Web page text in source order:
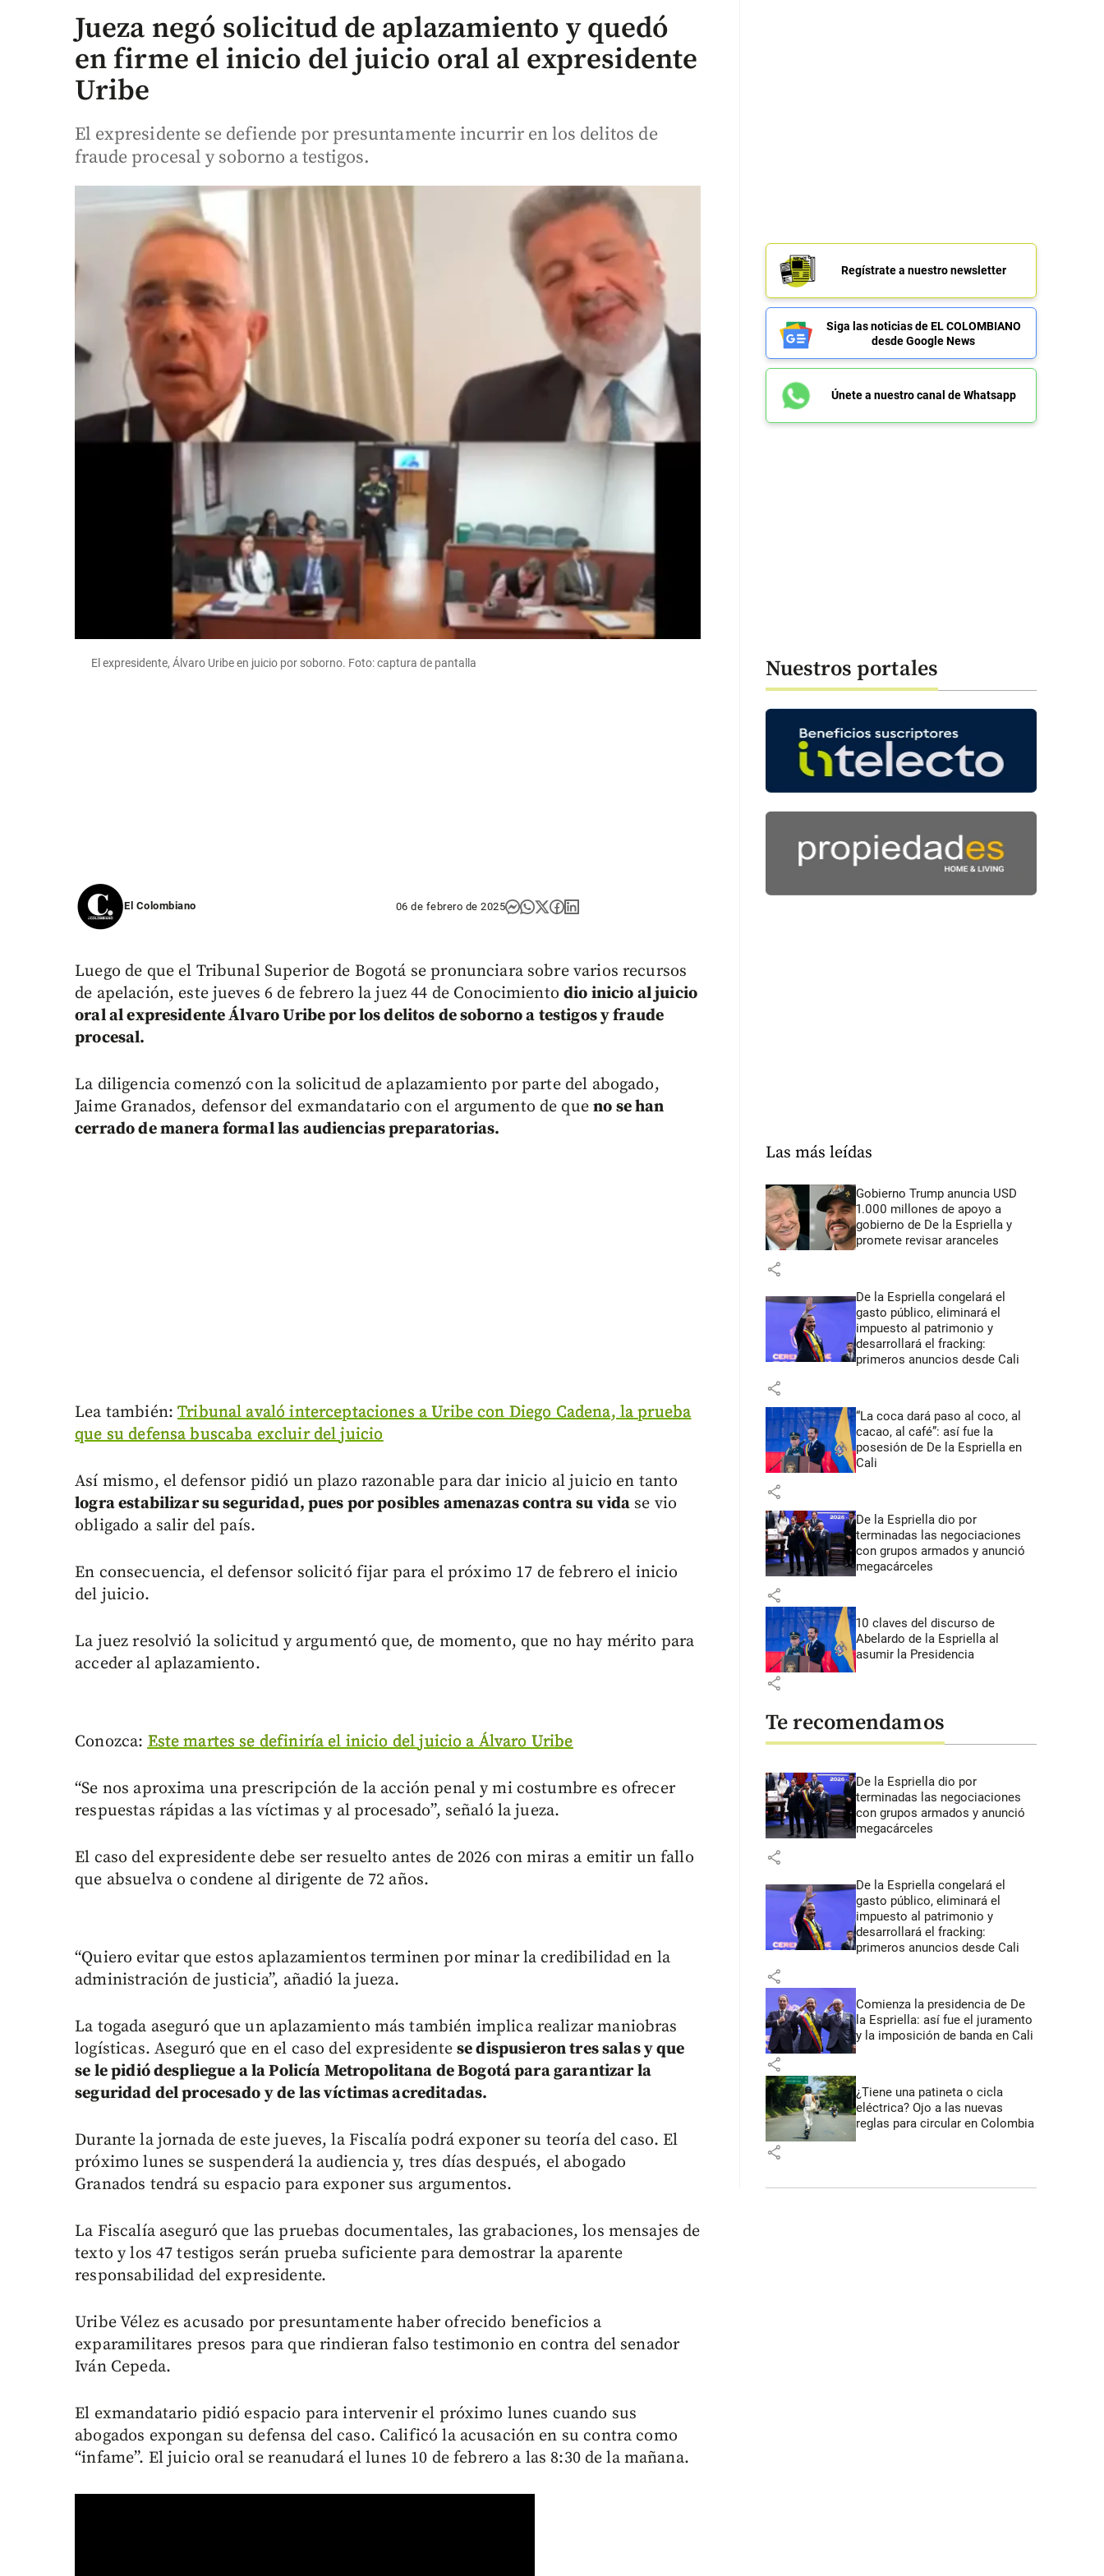
Jueza negó solicitud de aplazamiento y quedó
en firme el inicio del juicio oral al expresidente
Uribe
El expresidente se defiende por presuntamente incurrir en los delitos de
fraude procesal y soborno a testigos.
El expresidente, Álvaro Uribe en juicio por soborno. Foto: captura de pantalla
El Colombiano 06 de febrero de 2025
Luego de que el Tribunal Superior de Bogotá se pronunciara sobre varios recursos
de apelación, este jueves 6 de febrero la juez 44 de Conocimientodio inicio al juicio
oral al expresidente Álvaro Uribe por los delitos de soborno a testigos y fraude
procesal.
La diligencia comenzó con la solicitud de aplazamiento por parte del abogado,
Jaime Granados, defensor del exmandatario con el argumento de queno se han
cerrado de manera formal las audiencias preparatorias.
Lea también:Tribunal avaló interceptaciones a Uribe con Diego Cadena, la prueba
que su defensa buscaba excluir del juicio
Así mismo, el defensor pidió un plazo razonable para dar inicio al juicio en tanto
logra estabilizar su seguridad, pues por posibles amenazas contra su vida se vio
obligado a salir del país.
En consecuencia, el defensor solicitó fijar para el próximo 17 de febrero el inicio
del juicio.
La juez resolvió la solicitud y argumentó que, de momento, que no hay mérito para
acceder al aplazamiento.
Conozca:Este martes se definiría el inicio del juicio a Álvaro Uribe
“Se nos aproxima una prescripción de la acción penal y mi costumbre es ofrecer
respuestas rápidas a las víctimas y al procesado”, señaló la jueza.
El caso del expresidente debe ser resuelto antes de 2026 con miras a emitir un fallo
que absuelva o condene al dirigente de 72 años.
“Quiero evitar que estos aplazamientos terminen por minar la credibilidad en la
administración de justicia”, añadió la jueza.
La togada aseguró que un aplazamiento más también implica realizar maniobras
logísticas. Aseguró que en el caso del expresidente se dispusieron tres salas y que
se le pidió despliegue a la Policía Metropolitana de Bogotá para garantizar la
seguridad del procesado y de las víctimas acreditadas.
Durante la jornada de este jueves, la Fiscalía podrá exponer su teoría del caso. El
próximo lunes se suspenderá la audiencia y, tres días después, el abogado
Granados tendrá su espacio para exponer sus argumentos.
La Fiscalía aseguró que las pruebas documentales, las grabaciones, los mensajes de
texto y los 47 testigos serán prueba suficiente para demostrar la aparente
responsabilidad del expresidente.
Uribe Vélez es acusado por presuntamente haber ofrecido beneficios a
exparamilitares presos para que rindieran falso testimonio en contra del senador
Iván Cepeda.
El exmandatario pidió espacio para intervenir el próximo lunes cuando sus
abogados expongan su defensa del caso. Calificó la acusación en su contra como
“infame”. El juicio oral se reanudará el lunes 10 de febrero a las 8:30 de la mañana.
Regístrate a nuestro newsletter
Siga las noticias de EL COLOMBIANO
desde Google News
Únete a nuestro canal de Whatsapp
Nuestros portales
Las más leídas
Gobierno Trump anuncia USD
1.000 millones de apoyo a
gobierno de De la Espriella y
promete revisar aranceles
share
De la Espriella congelará el
gasto público, eliminará el
impuesto al patrimonio y
desarrollará el fracking:
primeros anuncios desde Cali
share
“La coca dará paso al coco, al
cacao, al café”: así fue la
posesión de De la Espriella en
Cali
share
De la Espriella dio por
terminadas las negociaciones
con grupos armados y anunció
megacárceles
share
10 claves del discurso de
Abelardo de la Espriella al
asumir la Presidencia
share
Te recomendamos
De la Espriella dio por
terminadas las negociaciones
con grupos armados y anunció
megacárceles
share
De la Espriella congelará el
gasto público, eliminará el
impuesto al patrimonio y
desarrollará el fracking:
primeros anuncios desde Cali
share
Comienza la presidencia de De
la Espriella: así fue el juramento
y la imposición de banda en Cali
share
¿Tiene una patineta o cicla
eléctrica? Ojo a las nuevas
reglas para circular en Colombia
share